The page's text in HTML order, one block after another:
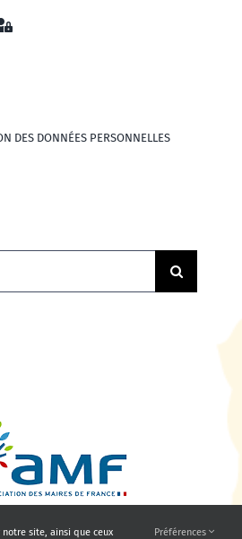
DES DONNÉES PERSONNELLES
site, ainsi que ceux Préférences